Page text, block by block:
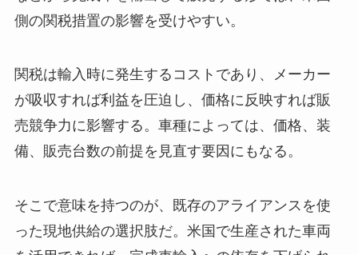
側の関税措置の影響を受けやすい。
関税は輸入時に発生するコストであり、メーカー
が吸収すれば利益を圧迫し、価格に反映すれば販
売競争力に影響する。車種によっては、価格、装
備、販売台数の前提を見直す要因にもなる。
そこで意味を持つのが、既存のアライアンスを使
った現地供給の選択肢だ。米国で生産された車両